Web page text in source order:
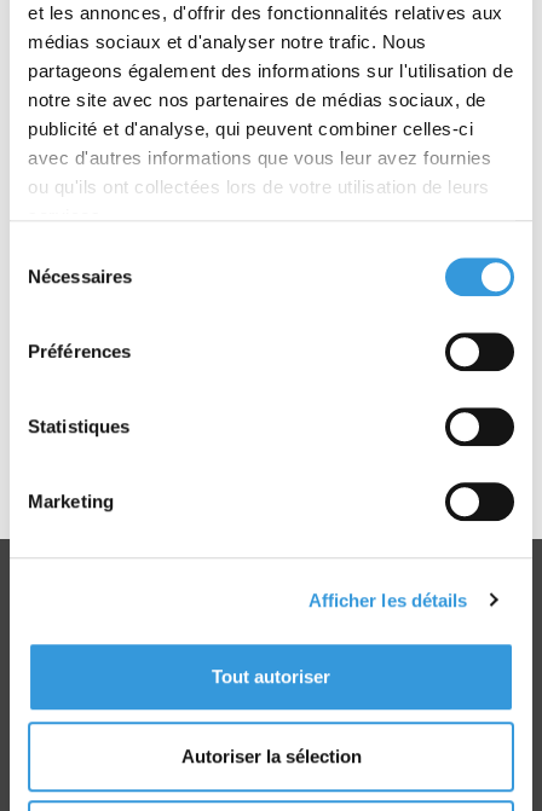
et les annonces, d'offrir des fonctionnalités relatives aux
médias sociaux et d'analyser notre trafic. Nous
partageons également des informations sur l'utilisation de
notre site avec nos partenaires de médias sociaux, de
publicité et d'analyse, qui peuvent combiner celles-ci
avec d'autres informations que vous leur avez fournies
ou qu'ils ont collectées lors de votre utilisation de leurs
Nécessaires
Préférences
Statistiques
Marketing
Afficher les détails
Tout autoriser
Autoriser la sélection
RÉSUMÉ
Cet ouvrage présente l'ensemble des
dispositions spéciales du règlement du 25 juin
1980 applicables, au titre de la sécurité incendie,
aux établissements recevant du public (ERP)
Type CTS : Chapiteaux, tentes et structures
Type REF : Refuges de montagne
Type EF : Établissements flottants
Commissions centrale de sécurité.
Livraison
dans le monde entier